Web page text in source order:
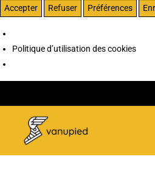
Accepter Refuser Préférences
Politique d’utilisation des cookies